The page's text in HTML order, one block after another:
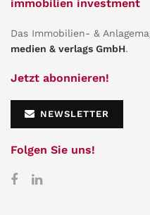
immobilien investment
Das Immobilien- &
medien & verlags GmbH.
Jetzt abonnieren!
NEWSLETTER
Folgen Sie uns!